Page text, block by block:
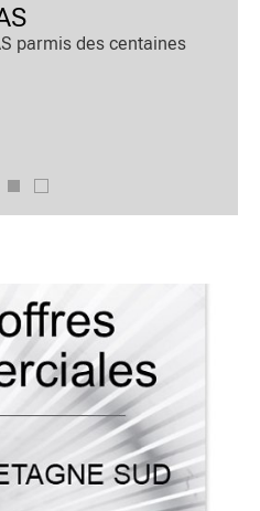
parmis des centaines